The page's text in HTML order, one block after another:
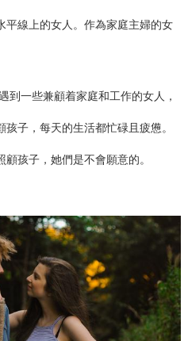
平線上的女人。作為家庭主婦的女
一些兼顧着家庭和工作的女人，
子，每天的生活都忙碌且疲憊。
孩子，她們是不會願意的。